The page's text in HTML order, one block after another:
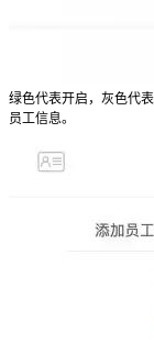
绿色代表开启，灰色代
员工信息。